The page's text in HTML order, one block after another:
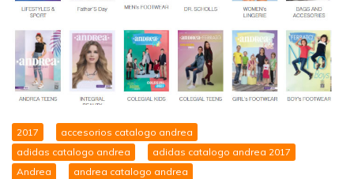
2017
accesorios catalogo andrea
adidas catalogo andrea
adidas catalogo andrea 2017
Andrea
andrea catalogo andrea